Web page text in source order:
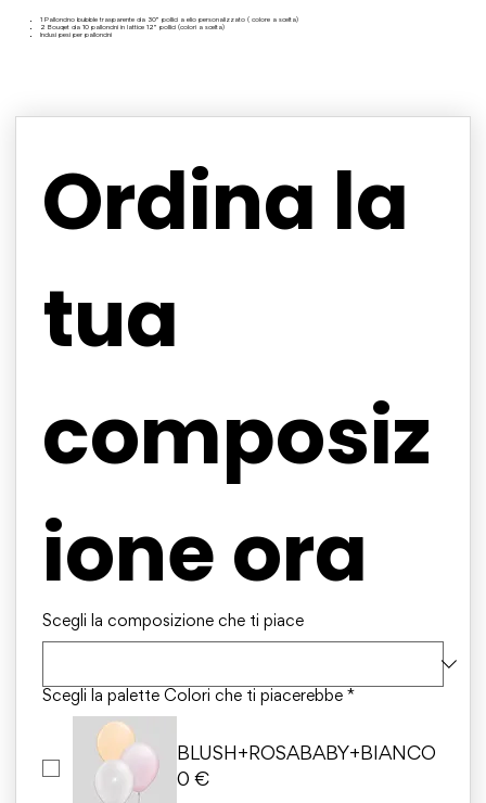
1 Palloncino bubble trasparente da 30” pollici a elio personalizzato ( colore a scelta)
2 Bouqet da 10 palloncini in lattice 12” pollici (colori a scelta)
Inclusi pesi per palloncini
Ordina la
tua
composiz
ione ora
Scegli la composizione che ti piace
Scegli la palette Colori che ti piacerebbe *
BLUSH+ROSABABY+BIANCO
0 €